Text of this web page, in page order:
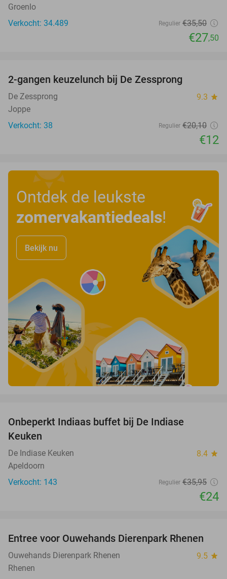
Groenlo
Verkocht: 34.489
Regulier €35,50
€27,50
2-gangen keuzelunch bij De Zessprong
De Zessprong 9.3 star
Joppe
Verkocht: 38
Regulier €20,10
€12
Ontdek de leukste
zomervakantiedeals!
Bekijk nu
Onbeperkt Indiaas buffet bij De Indiase
Keuken
De Indiase Keuken 8.4 star
Apeldoorn
Verkocht: 143
Regulier €35,95
€24
19%
Entree voor Ouwehands Dierenpark Rhenen
Ouwehands Dierenpark Rhenen 9.5 star
Rhenen